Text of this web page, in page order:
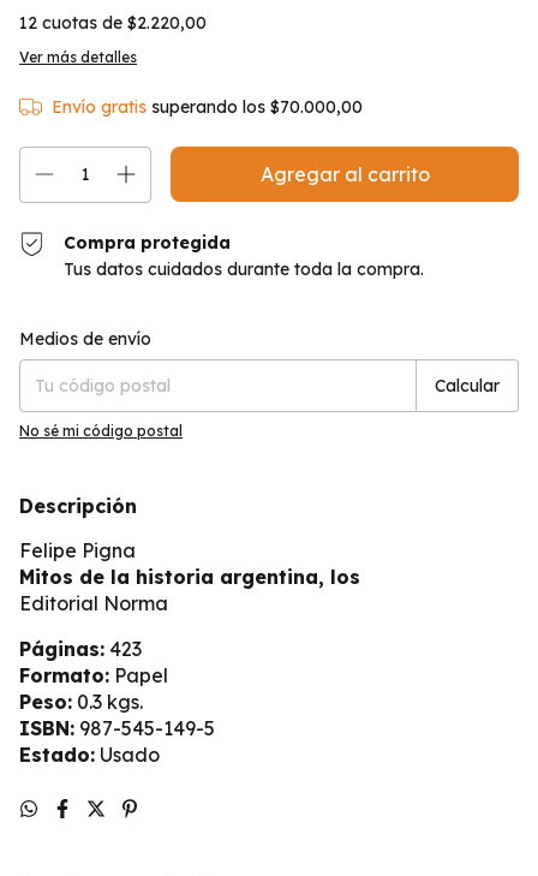
12 cuotas de $2.220,00
Ver más detalles
Envío gratis superando los $70.000,00
Compra protegida
Tus datos cuidados durante toda la compra.
Entregas para el CP:
Medios de envío
Calcular
No sé mi código postal
Descripción
Felipe Pigna
Mitos de la historia argentina, los
Editorial Norma
Páginas: 423
Formato: Papel
Peso: 0.3 kgs.
ISBN: 987-545-149-5
Estado: Usado